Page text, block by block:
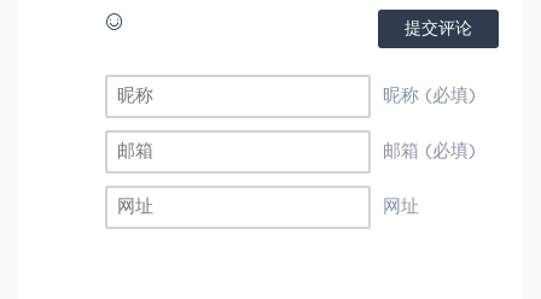
提交评论
昵称 (必填)
邮箱 (必填)
网址